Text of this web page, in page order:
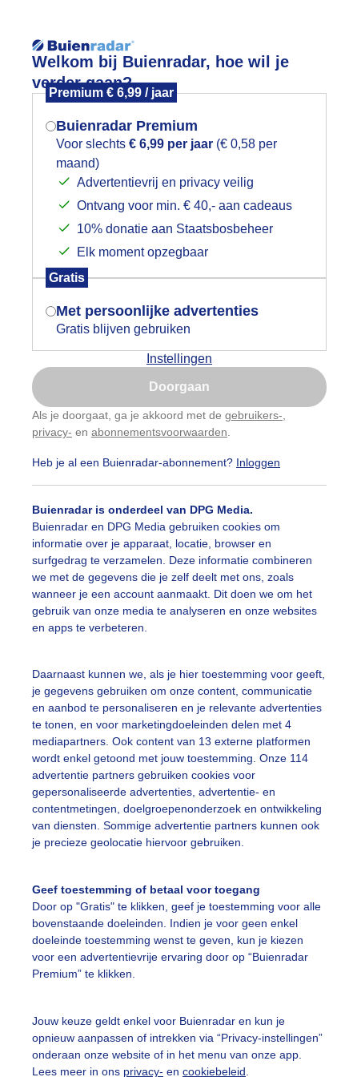
Welkom bij Buienradar, hoe wil je
verder gaan?
Premium € 6,99 / jaar
Buienradar Premium
Voor slechts € 6,99 per jaar (€ 0,58 per
maand)
Advertentievrij en privacy veilig
Ontvang voor min. € 40,- aan cadeaus
10% donatie aan Staatsbosbeheer
Elk moment opzegbaar
Gratis
Met persoonlijke advertenties
Gratis blijven gebruiken
Instellingen
Doorgaan
Als je doorgaat, ga je akkoord met de gebruikers-
privacy- en abonnementsvoorwaarden
Heb je al een Buienradar-abonnement? Inloggen
Buienradar is onderdeel van DPG Media.
Buienradar en DPG Media gebruiken cookies om
informatie over je apparaat, locatie, browser en
surfgedrag te verzamelen. Deze informatie combineren
we met de gegevens die je zelf deelt met ons, zoals
wanneer je een account aanmaakt. Dit doen we om het
gebruik van onze media te analyseren en onze websites
en apps te verbeteren.
Daarnaast kunnen we, als je hier toestemming voor geeft,
je gegevens gebruiken om onze content, communicatie
en aanbod te personaliseren en je relevante advertenties
te tonen, en voor marketingdoeleinden delen met 4
mediapartners. Ook content van 13 externe platformen
wordt enkel getoond met jouw toestemming. Onze 114
advertentie partners gebruiken cookies voor
gepersonaliseerde advertenties, advertentie- en
contentmetingen, doelgroepenonderzoek en ontwikkeling
van diensten. Sommige advertentie partners kunnen ook
je precieze geolocatie hiervoor gebruiken.
Geef toestemming of betaal voor toegang
Door op "Gratis" te klikken, geef je toestemming voor alle
bovenstaande doeleinden. Indien je voor geen enkel
doeleinde toestemming wenst te geven, kun je kiezen
voor een advertentievrije ervaring door op “Buienradar
Premium” te klikken.
Jouw keuze geldt enkel voor Buienradar en kun je
opnieuw aanpassen of intrekken via “Privacy-instellingen”
onderaan onze website of in het menu van onze app.
Lees meer in ons privacy- en cookiebeleid
Foto en video Weerzine
13.13 uur, grijs, kans op een bui, en met 13
Gerrit Draaisma. Gemaakt: 17-05-2026, 23x bekeken
slideshow
Een moment
vragen
De Bilt
Mogen we je locatie gebruiken voor
het weer?
Indien je hier nog geen akkoord op hebt
gegeven, verschijnt er zo een pop-up uit
je browser waarin deze toestemming
gevraagd wordt.
Is goed, toon de popup
Nu niet, misschien later
Gebruik je Safari en wil je niet elke dag deze pop-up
Klikhierom dit aan te passen